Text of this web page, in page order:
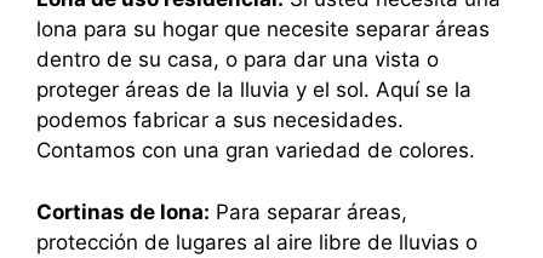
lona para su hogar que necesite separar áreas
dentro de su casa, o para dar una vista o
proteger áreas de la lluvia y el sol. Aquí se la
podemos fabricar a sus necesidades.
Contamos con una gran variedad de colores.
Cortinas de lona: Para separar áreas,
protección de lugares al aire libre de lluvias o